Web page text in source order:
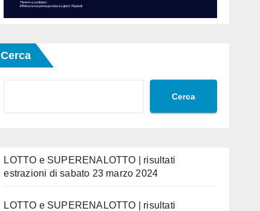
Cerca
Cerca
LOTTO e SUPERENALOTTO | risultati
estrazioni di sabato 23 marzo 2024
LOTTO e SUPERENALOTTO | risultati